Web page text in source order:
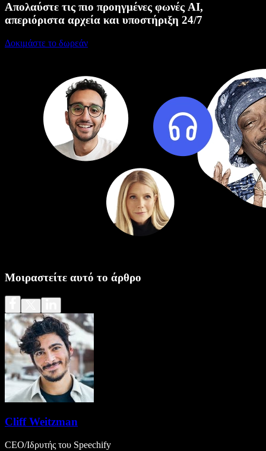
Απολαύστε τις πιο προηγμένες φωνές AI,
απεριόριστα αρχεία και υποστήριξη 24/7
Δοκιμάστε το δωρεάν
Μοιραστείτε αυτό το άρθρο
Cliff Weitzman
CEO/Ιδρυτής του Speechify